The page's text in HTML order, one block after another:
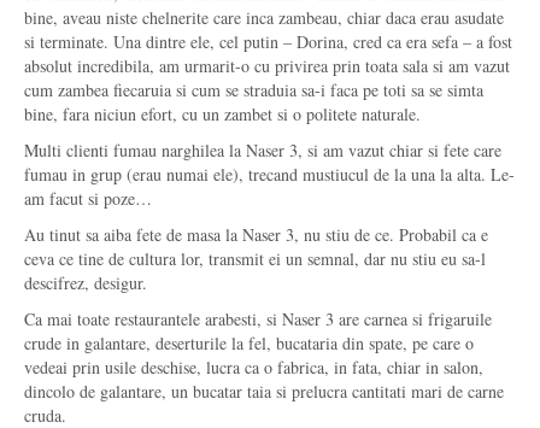
bine, aveau niste chelnerite care inca zambeau, chiar daca erau asudate
si terminate. Una dintre ele, cel putin – Dorina, cred ca era sefa – a fost
absolut incredibila, am urmarit-o cu privirea prin toata sala si am vazut
cum zambea fiecaruia si cum se straduia sa-i faca pe toti sa se simta
bine, fara niciun efort, cu un zambet si o politete naturale.
Multi clienti fumau narghilea la Naser 3, si am vazut chiar si fete care
fumau in grup (erau numai ele), trecand mustiucul de la una la alta. Le-
am facut si poze…
Au tinut sa aiba fete de masa la Naser 3, nu stiu de ce. Probabil ca e
ceva ce tine de cultura lor, transmit ei un semnal, dar nu stiu eu sa-l
descifrez, desigur.
Ca mai toate restaurantele arabesti, si Naser 3 are carnea si frigaruile
crude in galantare, deserturile la fel, bucataria din spate, pe care o
vedeai prin usile deschise, lucra ca o fabrica, in fata, chiar in salon,
dincolo de galantare, un bucatar taia si prelucra cantitati mari de carne
cruda.